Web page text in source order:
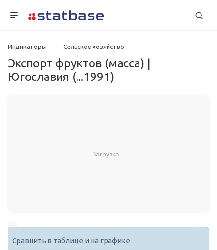
Индикаторы Сельское хозяйство
Экспорт фруктов (масса) |
Югославия (...1991)
Загрузка...
Сравнить в таблице и на графике